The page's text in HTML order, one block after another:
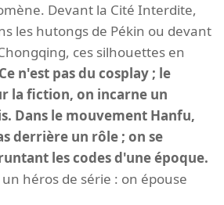
Devant la Cité Interdite,
les hutongs de Pékin ou devant
ces silhouettes en
Ce n'est pas du cosplay ; le
la fiction, on incarne un
Dans le mouvement Hanfu,
derrière un rôle ; on se
les codes d'une époque.
héros de série : on épouse